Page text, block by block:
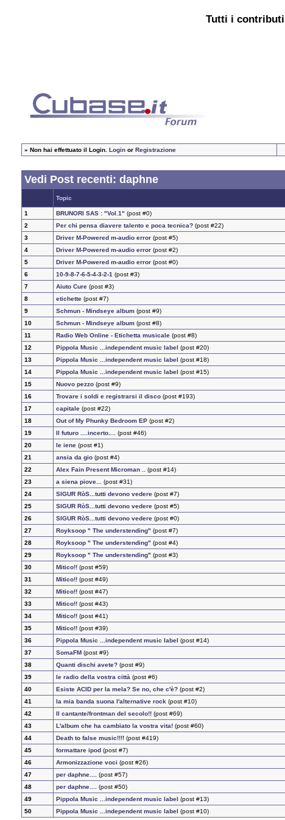
Tutti i
» Non hai effettuato il Login. Login or Registrazione
Vedi Post recenti: daphne
Topic
1 BRUNORI SAS : "Vol.1" (post #0)
2
Per chi pensa diavere talento e poca tecnica? (post #22)
3
Driver M-Powered m-audio error (post #5)
4
Driver M-Powered m-audio error (post #2)
5
Driver M-Powered m-audio error (post #0)
6
10-9-8-7-6-5-4-3-2-1 (post #3)
7
Aiuto Cure (post #3)
8
etichette (post #7)
9
Schmun - Mindseye album (post #9)
10
Schmun - Mindseye album (post #8)
11
Radio Web Online - Etichetta musicale (post #8)
12
Pippola Music ...independent music label (post #20)
13
Pippola Music ...independent music label (post #18)
14
Pippola Music ...independent music label (post #15)
15
Nuovo pezzo (post #9)
16
Trovare i soldi e registrarsi il disco (post #193)
17
capitale (post #22)
18
Out of My Phunky Bedroom EP (post #2)
19
Il futuro ....incerto.... (post #46)
20
le iene (post #1)
21
ansia da gio (post #4)
22
Alex Fain Present Microman .. (post #14)
23
a siena piove... (post #31)
24
SIGUR RòS...tutti devono vedere (post #7)
25
SIGUR RòS...tutti devono vedere (post #5)
26
SIGUR RòS...tutti devono vedere (post #0)
27
Royksoop " The understending" (post #7)
28
Royksoop " The understending" (post #4)
29
Royksoop " The understending" (post #3)
30
Mitico!! (post #59)
31
Mitico!! (post #49)
32
Mitico!! (post #47)
33
Mitico!! (post #43)
34
Mitico!! (post #41)
35
Mitico!! (post #39)
36
Pippola Music ...independent music label (post #14)
37
SomaFM (post #9)
38
Quanti dischi avete? (post #9)
39
le radio della vostra città (post #6)
40
Esiste ACID per la mela? Se no, che c'è? (post #2)
41
la mia banda suona l'alternative rock (post #10)
42
Il cantante/frontman del secolo!! (post #69)
43
L'album che ha cambiato la vostra vita! (post #60)
44
Death to false music!!!! (post #419)
45
formattare ipod (post #7)
46
Armonizzazione voci (post #26)
47
per daphne.... (post #57)
48
per daphne.... (post #50)
49
Pippola Music ...independent music label (post #13)
50
Pippola Music ...independent music label (post #10)